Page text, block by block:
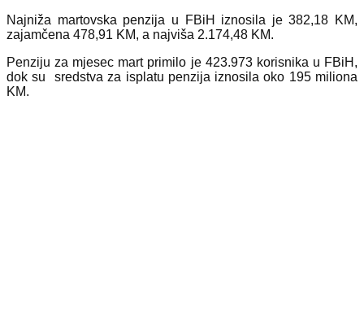
Najniža martovska penzija u FBiH iznosila je 382,18 KM,
zajamčena 478,91 KM, a najviša 2.174,48 KM.
Penziju za mjesec mart primilo je 423.973 korisnika u FBiH,
dok su sredstva za isplatu penzija iznosila oko 195 miliona
KM.